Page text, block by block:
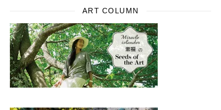
ART COLUMN